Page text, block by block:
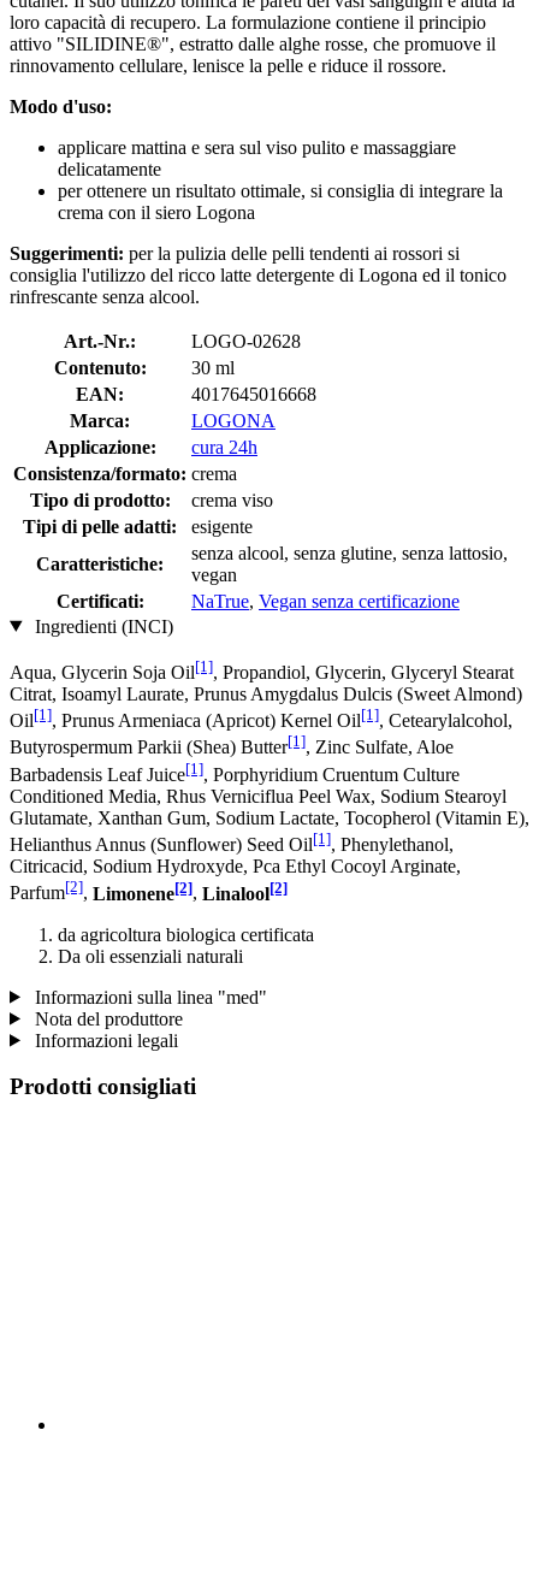
loro capacità di recupero. La formulazione contiene il principio
attivo "SILIDINE®", estratto dalle alghe rosse, che promuove il
rinnovamento cellulare, lenisce la pelle e riduce il rossore.
Modo d'uso:
applicare mattina e sera sul viso pulito e massaggiare
delicatamente
per ottenere un risultato ottimale, si consiglia di integrare la
crema con il siero Logona
Suggerimenti: per la pulizia delle pelli tendenti ai rossori si
consiglia l'utilizzo del ricco latte detergente di Logona ed il tonico
rinfrescante senza alcool.
Art.-Nr.:
LOGO-02628
Contenuto:
30 ml
EAN:
4017645016668
Marca:
LOGONA
Applicazione:
cura 24h
Consistenza/formato: crema
Tipo di prodotto:
crema viso
Tipi di pelle adatti:
esigente
Caratteristiche:
senza alcool, senza glutine, senza lattosio,
vegan
Certificati:
NaTrue, Vegan senza certificazione
Ingredienti (INCI)
Aqua, Glycerin Soja Oil[1], Propandiol, Glycerin, Glyceryl Stearat
Citrat, Isoamyl Laurate, Prunus Amygdalus Dulcis (Sweet Almond)
Oil[1], Prunus Armeniaca (Apricot) Kernel Oil[1], Cetearylalcohol,
Butyrospermum Parkii (Shea) Butter[1], Zinc Sulfate, Aloe
Barbadensis Leaf Juice[1], Porphyridium Cruentum Culture
Conditioned Media, Rhus Verniciflua Peel Wax, Sodium Stearoyl
Glutamate, Xanthan Gum, Sodium Lactate, Tocopherol (Vitamin E),
Helianthus Annus (Sunflower) Seed Oil[1], Phenylethanol,
Citricacid, Sodium Hydroxyde, Pca Ethyl Cocoyl Arginate,
Parfum[2], Limonene[2], Linalool[2]
da agricoltura biologica certificata
Da oli essenziali naturali
Informazioni sulla linea "med"
Nota del produttore
Informazioni legali
Prodotti consigliati